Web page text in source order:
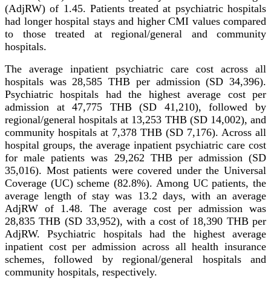
(AdjRW) of 1.45. Patients treated at psychiatric hospitals
had longer hospital stays and higher CMI values compared
to those treated at regional/general and community
hospitals.
The average inpatient psychiatric care cost across all
hospitals was 28,585 THB per admission (SD 34,396).
Psychiatric hospitals had the highest average cost per
admission at 47,775 THB (SD 41,210), followed by
regional/general hospitals at 13,253 THB (SD 14,002), and
community hospitals at 7,378 THB (SD 7,176). Across all
hospital groups, the average inpatient psychiatric care cost
for male patients was 29,262 THB per admission (SD
35,016). Most patients were covered under the Universal
Coverage (UC) scheme (82.8%). Among UC patients, the
average length of stay was 13.2 days, with an average
AdjRW of 1.48. The average cost per admission was
28,835 THB (SD 33,952), with a cost of 18,390 THB per
AdjRW. Psychiatric hospitals had the highest average
inpatient cost per admission across all health insurance
schemes, followed by regional/general hospitals and
community hospitals, respectively.